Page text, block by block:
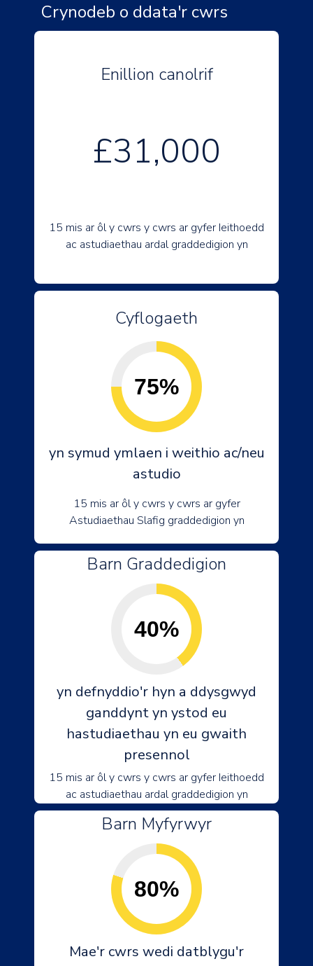
Crynodeb o ddata'r cwrs
Enillion canolrif
£31,000
15 mis ar ôl y cwrs y cwrs ar gyfer Ieithoedd
ac astudiaethau ardal graddedigion yn
Cyflogaeth
75%
yn symud ymlaen i weithio ac/neu
astudio
15 mis ar ôl y cwrs y cwrs ar gyfer
Astudiaethau Slafig graddedigion yn
Barn Graddedigion
40%
yn defnyddio'r hyn a ddysgwyd
ganddynt yn ystod eu
hastudiaethau yn eu gwaith
presennol
15 mis ar ôl y cwrs y cwrs ar gyfer Ieithoedd
ac astudiaethau ardal graddedigion yn
Barn Myfyrwyr
80%
Mae'r cwrs wedi datblygu'r